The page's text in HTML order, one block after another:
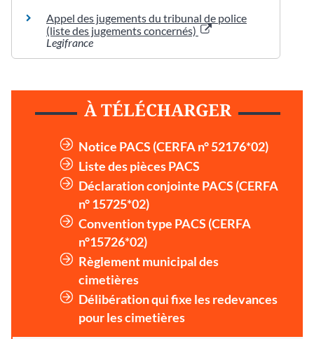
Appel des jugements du tribunal de police
(liste des jugements concernés)
Legifrance
À TÉLÉCHARGER
Notice PACS (CERFA n° 52176*02)
Liste des pièces PACS
Déclaration conjointe PACS (CERFA
n° 15725*02)
Convention type PACS (CERFA
n°15726*02)
Règlement municipal des
cimetières
Délibération qui fixe les redevances
pour les cimetières